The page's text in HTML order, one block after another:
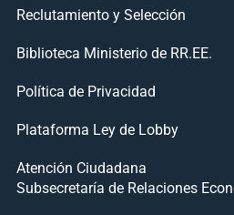
Reclutamiento y Selección
Biblioteca Ministerio de RR.EE.
Política de Privacidad
Plataforma Ley de Lobby
Atención Ciudadana
Subsecretaría de Relaciones